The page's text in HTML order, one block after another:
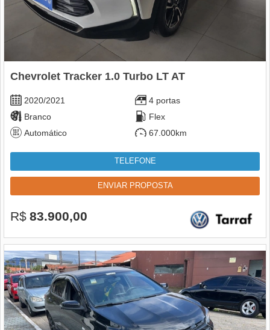
Chevrolet Tracker 1.0 Turbo LT AT
2020/2021
4 portas
Branco
Flex
Automático
67.000km
TELEFONE
ENVIAR PROPOSTA
R$ 83.900,00